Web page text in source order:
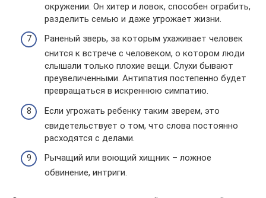
окружении. Он хитер и ловок, способен ограбить,
разделить семью и даже угрожает жизни.
Раненый зверь, за которым ухаживает человек
снится к встрече с человеком, о котором люди
слышали только плохие вещи. Слухи бывают
преувеличенными. Антипатия постепенно будет
превращаться в искреннюю симпатию.
Если угрожать ребенку таким зверем, это
свидетельствует о том, что слова постоянно
расходятся с делами.
Рычащий или воющий хищник – ложное
обвинение, интриги.